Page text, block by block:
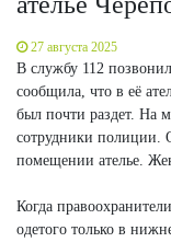
27 августа 2025
В службу 112
сообщила, что в её
был почти раздет. На
сотрудники полиции.
помещении ателье.
Когда
одетого только в